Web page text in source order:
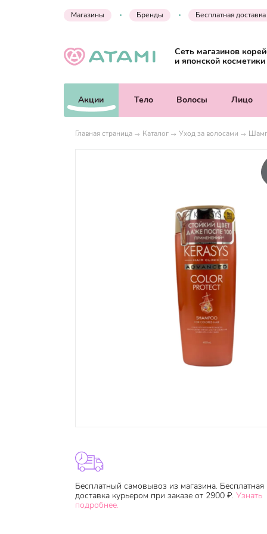
Магазины Бренды Бесплатная
Сеть магазинов
и японской косметики
Акции Тело Волосы Лицо
Главная страница Каталог Уход за волосами
Бесплатный самовывоз из магазина. Бесплатная
доставка курьером при заказе от 2900 ₽. Узнать
подробнее.